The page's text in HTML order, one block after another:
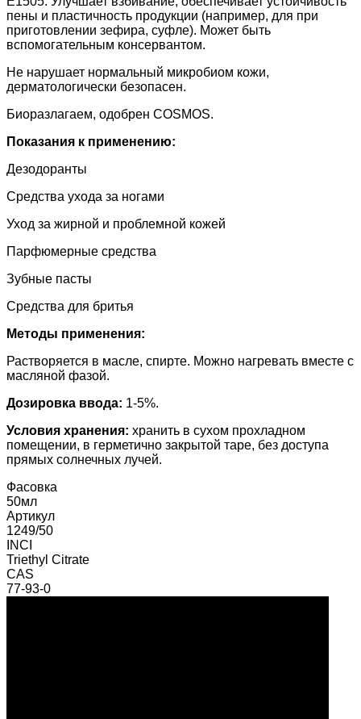
пены и пластичность продукции (например, для при
приготовлении зефира, суфле). Может быть
вспомогательным консервантом.
Не нарушает нормальный микробиом кожи,
дерматологически безопасен.
Биоразлагаем, одобрен COSMOS.
Показания к применению:
Дезодоранты
Средства ухода за ногами
Уход за жирной и проблемной кожей
Парфюмерные средства
Зубные пасты
Средства для бритья
Методы применения:
Растворяется в масле, спирте. Можно нагревать вместе с
масляной фазой.
Дозировка ввода: 1-5%.
Условия хранения: хранить в сухом прохладном
помещении, в герметично закрытой таре, без доступа
прямых солнечных лучей.
Фасовка
50мл
Артикул
1249/50
INCI
Triethyl Citrate
CAS
77-93-0